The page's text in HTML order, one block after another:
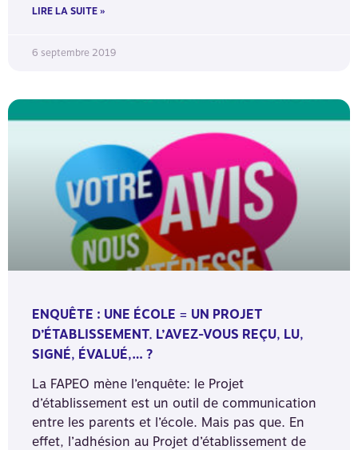
LIRE LA SUITE »
6 septembre 2019
ENQUÊTE : UNE ÉCOLE = UN PROJET
D’ÉTABLISSEMENT. L’AVEZ-VOUS REÇU, LU,
SIGNÉ, ÉVALUÉ,… ?
La FAPEO mène l’enquête: le Projet
d’établissement est un outil de communication
entre les parents et l’école. Mais pas que. En
effet, l’adhésion au Projet d’établissement de